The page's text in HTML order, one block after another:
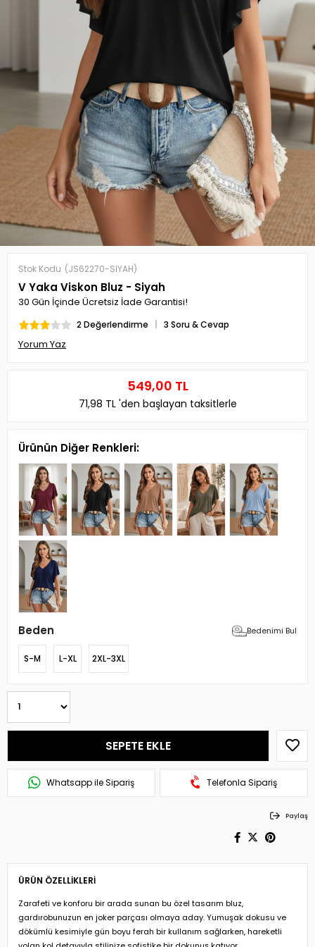
Stok Kodu (JS62270-SİYAH)
V Yaka Viskon Bluz - Siyah
30 Gün İçinde Ücretsiz İade Garantisi!
2 Değerlendirme 3 Soru & Cevap
Yorum Yaz
549,00 TL
71,98 TL 'den başlayan taksitlerle
Ürünün Diğer Renkleri:
Beden Bedenimi Bul
S-M L-XL 2XL-3XL
Whatsapp ile Sipariş Telefonla Sipariş
Paylaş
ÜRÜN ÖZELLIKLERI
Zarafeti ve konforu bir arada sunan bu özel tasarım bluz,
gardırobunuzun en joker parçası olmaya aday. Yumuşak dokusu ve
dökümlü kesimiyle gün boyu ferah bir kullanım sağlarken, hareketli